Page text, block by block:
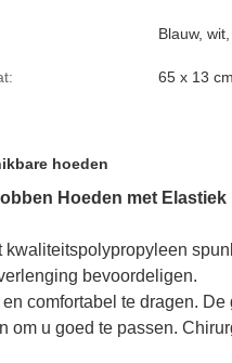
Blauw,
65 x 13
hoeden
Hoeden met Elastiek
bevoordeligen.
comfortabel te dragen.
u goed te passen.